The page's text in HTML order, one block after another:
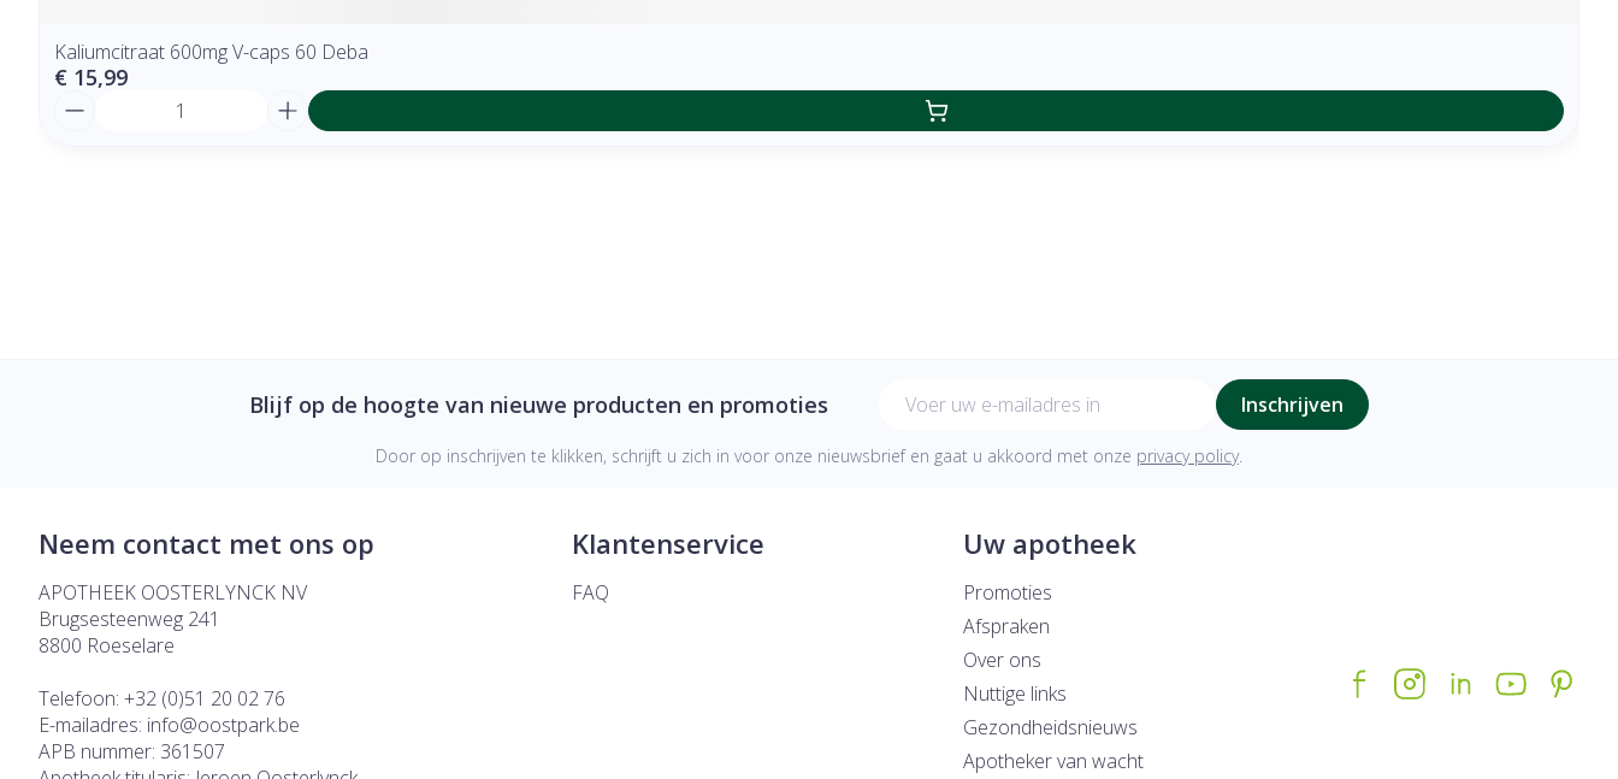
Kaliumcitraat 600mg V-caps 60 Deba
€ 15,99
Blijf op de hoogte van nieuwe producten en promoties Inschrijven
Door op inschrijven te klikken, schrijft u zich in voor onze nieuwsbrief en gaat u akkoord met onze privacy policy.
Neem contact met ons op
APOTHEEK OOSTERLYNCK NV
Brugsesteenweg 241
8800 Roeselare
Telefoon: +32 (0)51 20 02 76
E-mailadres: info@oostpark.be
APB nummer: 361507
Klantenservice
FAQ
Uw apotheek
Promoties
Afspraken
Over ons
Nuttige links
Gezondheidsnieuws
Apotheker van wacht